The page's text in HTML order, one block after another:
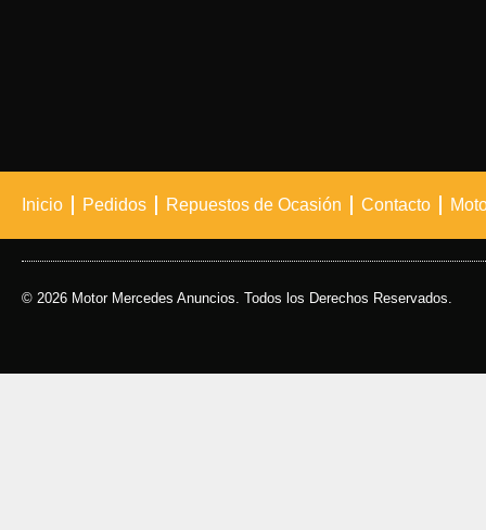
Inicio Pedidos Repuestos de Ocasión Contacto
© 2026 Motor Mercedes Anuncios. Todos los Derechos Reservados.